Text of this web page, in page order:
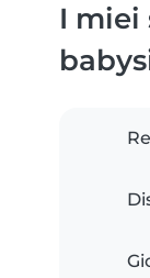
I miei